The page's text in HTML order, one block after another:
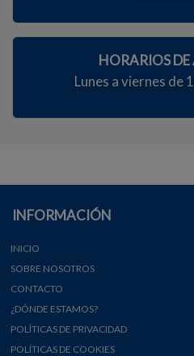
HORARIOS
Lunes a viernes de
INFORMACIÓN
INICIO
SOBRE NOSOTROS
CONTACTO
¿DÓNDE ESTAMOS?
POLÍTICAS DE PRIVACIDAD
POLÍTICAS DE COOKIES